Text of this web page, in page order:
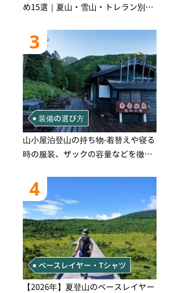
め15選｜夏山・雪山・トレラン別、
3
装備の選び方
山小屋泊登山の持ち物‐着替えや寝る
時の服装、ザックの容量などを徹底
4
ベースレイヤー・Tシャツ
【2026年】夏登山のベースレイヤー